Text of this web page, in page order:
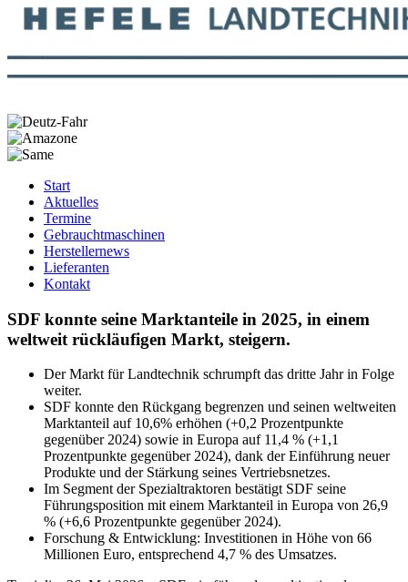
Start
Aktuelles
Termine
Gebrauchtmaschinen
Herstellernews
Lieferanten
Kontakt
SDF konnte seine Marktanteile in 2025, in einem
weltweit rückläufigen Markt, steigern.
Der Markt für Landtechnik schrumpft das dritte Jahr in Folge
weiter.
SDF konnte den Rückgang begrenzen und seinen weltweiten
Marktanteil auf 10,6% erhöhen (+0,2 Prozentpunkte
gegenüber 2024) sowie in Europa auf 11,4 % (+1,1
Prozentpunkte gegenüber 2024), dank der Einführung neuer
Produkte und der Stärkung seines Vertriebsnetzes.
Im Segment der Spezialtraktoren bestätigt SDF seine
Führungsposition mit einem Marktanteil in Europa von 26,9
% (+6,6 Prozentpunkte gegenüber 2024).
Forschung & Entwicklung: Investitionen in Höhe von 66
Millionen Euro, entsprechend 4,7 % des Umsatzes.